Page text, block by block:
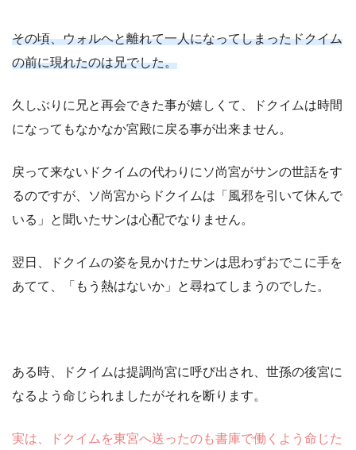
その頃、ウォルヘと離れて一人になってしまったドクイム
の前に現れたのは兄でした。
久しぶりに兄と再会できた事が嬉しくて、ドクイムは時間
になってもなかなか宮殿に戻る事が出来ません。
戻って来ないドクイムの代わりにソ尚宮がサンの世話をす
るのですが、ソ尚宮からドクイムは「風邪を引いて休んで
いる」と聞いたサンは心配でなりません。
翌日、ドクイムの姿を見かけたサンは思わずおでこに手を
あてて、「もう熱はないか」と尋ねてしまうのでした。
ある時、ドクイムは提調尚宮に呼び出され、世孫の後宮に
なるよう命じられましたがそれを断ります。
実は、ドクイムを東宮へ送ったのも書庫で働くよう命じた